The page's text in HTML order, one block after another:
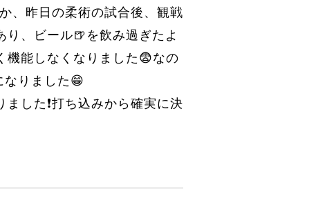
、昨日の柔術の試合後、観戦
、ビール🍺を飲み過ぎたよ
機能しなくなりました😨なの
りました😁
した❗打ち込みから確実に決